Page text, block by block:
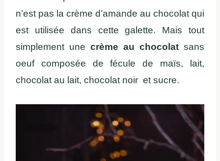
n’est pas la crème d’amande au chocolat qui
est utilisée dans cette galette. Mais tout
simplement une crème au chocolat sans
oeuf composée de fécule de maïs, lait,
chocolat au lait, chocolat noir et sucre.